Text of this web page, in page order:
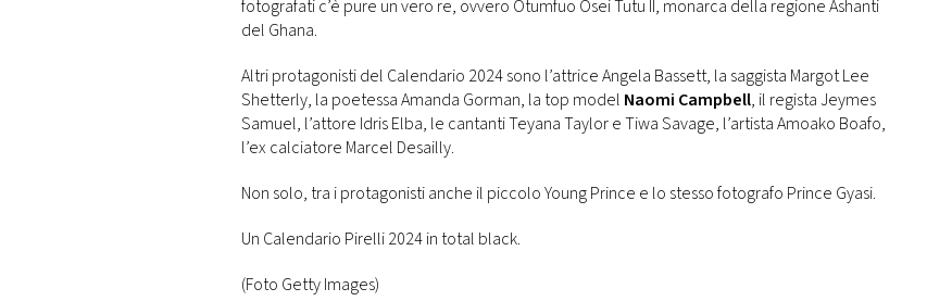
fotografati c’è pure un vero re, ovvero Otumfuo Osei Tutu II, monarca della regione Ashanti
del Ghana.
Altri protagonisti del Calendario 2024 sono l’attrice Angela Bassett, la saggista Margot Lee
Shetterly, la poetessa Amanda Gorman, la top model Naomi Campbell, il regista Jeymes
Samuel, l’attore Idris Elba, le cantanti Teyana Taylor e Tiwa Savage, l’artista Amoako Boafo,
l’ex calciatore Marcel Desailly.
Non solo, tra i protagonisti anche il piccolo Young Prince e lo stesso fotografo Prince Gyasi.
Un Calendario Pirelli 2024 in total black.
(Foto Getty Images)